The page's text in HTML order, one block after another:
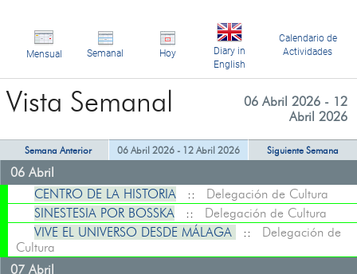
Mensual Semanal Hoy
Diary in
English
Calendario de
Actividades
Vista Semanal
06 Abril 2026 - 12
Abril 2026
Semana Anterior 06 Abril 2026 - 12 Abril 2026 Siguiente Semana
06 Abril
CENTRO DE LA HISTORIA :: Delegación de Cultura
SINESTESIA POR BOSSKA :: Delegación de Cultura
VIVE EL UNIVERSO DESDE MÁLAGA
:: Delegación de
Cultura
07 Abril